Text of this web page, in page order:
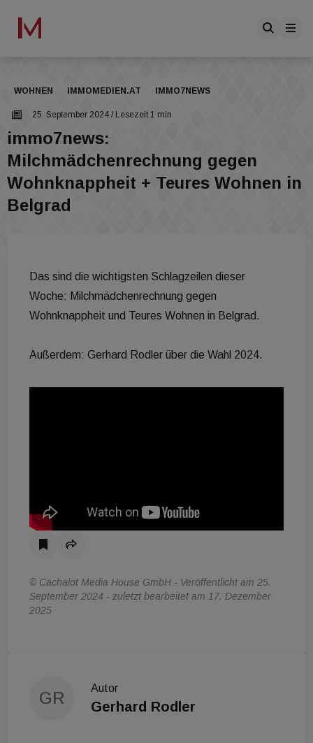
WOHNEN IMMOMEDIEN.AT IMMO7NEWS
25. September 2024 / Lesezeit 1 min
immo7news:
Milchmädchenrechnung gegen
Wohnknappheit + Teures Wohnen in
Belgrad
Das sind die wichtigsten Schlagzeilen dieser
Woche: Milchmädchenrechnung gegen
Wohnknappheit und Teures Wohnen in Belgrad.
Außerdem: Gerhard Rodler über die Wahl 2024.
© Cachalot Media House GmbH - Veröffentlicht am 25.
September 2024 - zuletzt bearbeitet am 17. Dezember
2025
GR
Autor
Gerhard Rodler